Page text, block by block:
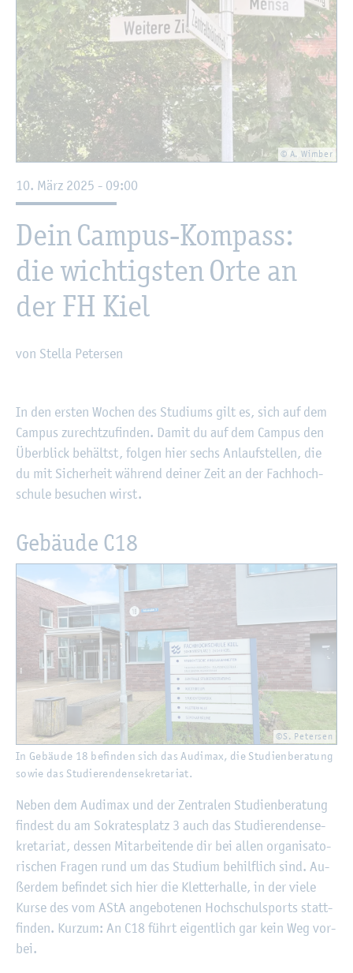
© A. Wim­ber
10. März 2025 - 09:00
Dein Cam­pus-Kom­pass:
die wich­tigs­ten Orte an
der FH Kiel
von Stel­la Pe­ter­sen
In den ers­ten Wo­chen des Stu­di­ums gilt es, sich auf dem
Cam­pus zu­recht­zu­fin­den. Damit du auf dem Cam­pus den
Über­blick be­hältst, fol­gen hier sechs An­lauf­stel­len, die
du mit Si­cher­heit wäh­rend dei­ner Zeit an der Fach­hoch­
schu­le be­su­chen wirst.
Ge­bäu­de C18
©S. Pe­ter­sen
In Ge­bäu­de 18 be­fin­den sich das Au­di­max, die Stu­di­en­be­ra­tung
sowie das Stu­die­ren­den­se­kre­ta­ri­at.
Neben dem Au­di­max und der Zen­tra­len Stu­di­en­be­ra­tung
fin­dest du am So­kra­tes­platz 3 auch das Stu­die­ren­den­se­
kre­ta­ri­at, des­sen Mit­ar­bei­ten­de dir bei allen or­ga­ni­sa­to­
ri­schen Fra­gen rund um das Stu­di­um be­hilf­lich sind. Au­
ßer­dem be­fin­det sich hier die Klet­ter­hal­le, in der viele
Kurse des vom AStA an­ge­bo­te­nen Hoch­schul­sports statt­
fin­den. Kurz­um: An C18 führt ei­gent­lich gar kein Weg vor­
bei.
©Fach­hoch­schu­le Kiel